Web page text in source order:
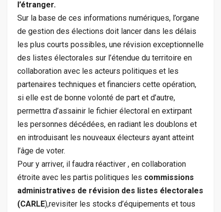
l’étranger.
Sur la base de ces informations numériques, l’organe
de gestion des élections doit lancer dans les délais
les plus courts possibles, une révision exceptionnelle
des listes électorales sur l’étendue du territoire en
collaboration avec les acteurs politiques et les
partenaires techniques et financiers cette opération,
si elle est de bonne volonté de part et d’autre,
permettra d’assainir le fichier électoral en extirpant
les personnes décédées, en radiant les doublons et
en introduisant les nouveaux électeurs ayant atteint
l’âge de voter.
Pour y arriver, il faudra réactiver , en collaboration
étroite avec les partis politiques les commissions
administratives de révision des listes électorales
(CARLE),revisiter les stocks d’équipements et tous